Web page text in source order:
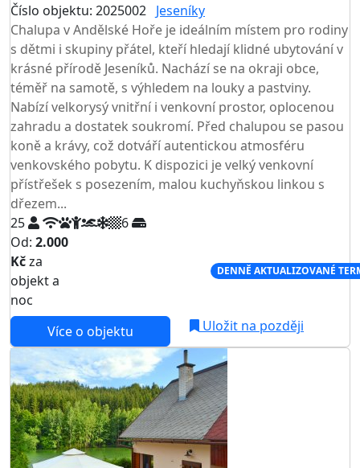
Číslo objektu: 2025002 Jeseníky
Chalupa v Andělské Hoře je ideálním místem pro rodiny
s dětmi i skupiny přátel, kteří hledají klidné ubytování v
krásné přírodě Jeseníků. Nachází se na okraji obce,
téměř na samotě, s výhledem na louky a pastviny.
Nabízí velkorysý vnitřní i venkovní prostor, oplocenou
zahradu a dostatek soukromí. Před chalupou se pasou
koně a krávy, což dotváří autentickou atmosféru
venkovského pobytu. K dispozici je velký venkovní
přístřešek s posezením, malou kuchyňskou linkou s
dřezem...
25
6
Od: 2.000
Kčza
objekt a
noc
DENNĚ AKTUALIZOVANÉ
Více o objektu Uložit na později